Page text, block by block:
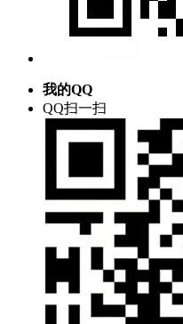
我的QQ
QQ扫一扫